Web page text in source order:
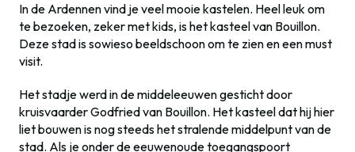
In de Ardennen vind je veel mooie kastelen. Heel leuk om
te bezoeken, zeker met kids, is het kasteel van Bouillon.
Deze stad is sowieso beeldschoon om te zien en een must
visit.
Het stadje werd in de middeleeuwen gesticht door
kruisvaarder Godfried van Bouillon. Het kasteel dat hij hier
liet bouwen is nog steeds het stralende middelpunt van de
stad. Als je onder de eeuwenoude toegangspoort